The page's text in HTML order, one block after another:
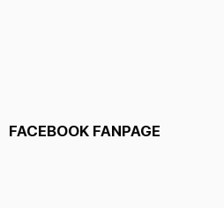
FACEBOOK FANPAGE